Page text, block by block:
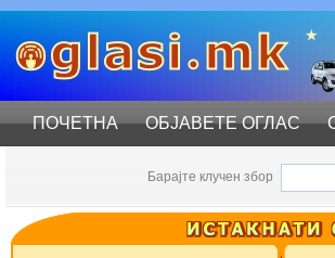
ПОЧЕТНА ОБЈАВЕТЕ ОГЛАС
Барајте клучен збор